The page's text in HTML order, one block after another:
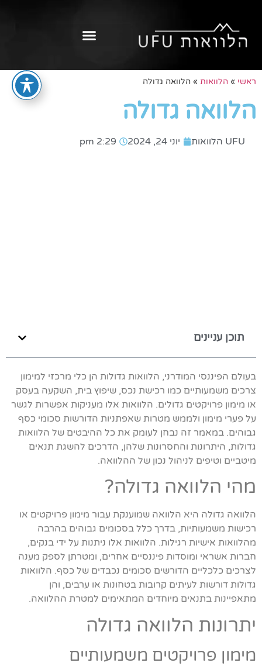
ראשי » הלוואות » הלוואה גדולה
הלוואה גדולה
UFU הלוואות יוני 24, 2024 2:29 pm
תוכן עניינים
בעולם הפיננסי המודרני, הלוואות גדולות הן כלי מרכזי למימון
צרכים משמעותיים כמו רכישת נכס, שיפוץ בית, השקעה בעסק
או מימון פרויקטים גדולים. הלוואות אלו מעניקות אפשרות לגשר
על פערי מימון ולממש מטרות שאפתניות הדורשות סכומי כסף
גבוהים. במאמר זה נבחן לעומק את כל ההיבטים של הלוואות
גדולות, היתרונות והחסרונות שלהן, הדרכים להשגת תנאים
מיטביים וטיפים לניהול נכון של ההלוואה.
מהי הלוואה גדולה?
הלוואה גדולה היא הלוואה שמוענקת עבור מימון פרויקטים או
רכישות משמעותיות, בדרך כלל בסכומים גבוהים בהרבה
מהלוואות אישיות רגילות. הלוואות אלו ניתנות על ידי בנקים,
חברות אשראי ומוסדות פיננסיים אחרים, ומטרתן לספק מענה
לצרכים כלכליים הדורשים סכומים נכבדים של כסף. הלוואות
גדולות דורשות לעיתים קרובות בטחונות או ערבים, והן
מתאפיינות בתנאים מיוחדים המתאימים למטרת ההלוואה.
יתרונות הלוואה גדולה
מימון פרויקטים משמעותיים